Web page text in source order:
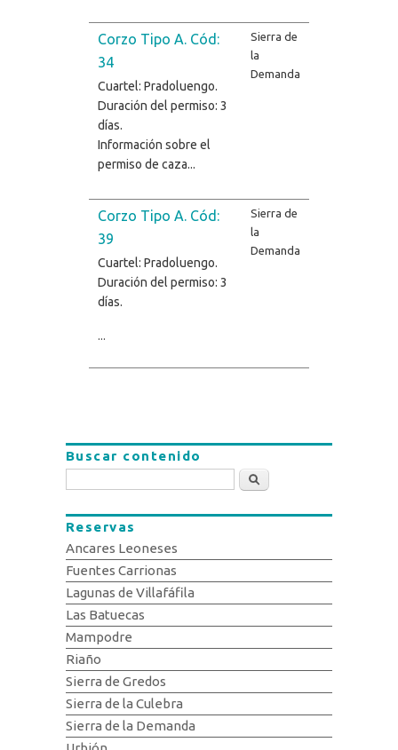
Corzo Tipo A. Cód:
34
Cuartel: Pradoluengo.
Duración del permiso: 3
días.
Información sobre el
permiso de caza...
Sierra de
la
Demanda
Corzo Tipo A. Cód:
39
Cuartel: Pradoluengo.
Duración del permiso: 3
días.
Sierra de
la
Demanda
Buscar contenido
Buscar
Reservas
Ancares Leoneses
Fuentes Carrionas
Lagunas de Villafáfila
Las Batuecas
Mampodre
Riaño
Sierra de Gredos
Sierra de la Culebra
Sierra de la Demanda